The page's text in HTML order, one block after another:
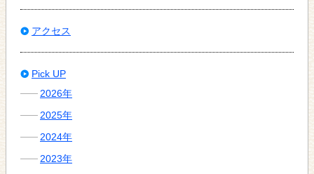
アクセス
Pick UP
2026年
2025年
2024年
2023年